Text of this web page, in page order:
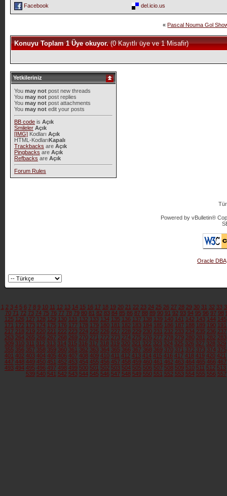
Facebook
del.icio.us
« Pascal Nouma Gol
Konuyu Toplam 1 Üye okuyor.(0 Kayıtlı üye ve 1 Misafir)
Yetkileriniz
You may notpost new threads
You may notpost replies
You may notpost attachments
You may notedit your posts
BB codeis Açık
Smileler Açık
[IMG]Kodları Açık
HTML-KodlarıKapalı
Trackbacks are Açık
Pingbacks are Açık
Refbacks are Açık
Forum Rules
Powered by vBulletin®
Oracle DBA
1 2 3 4 5 6 7 8 9 10 11 12 13 14 15 16 17 18 19 20 21 22 23 24 25 26 27 28 29 30 31 32 33
70 71 72 73 74 75 76 77 78 79 80 81 82 83 84 85 86 87 88 89 90 91 92 93 94 95 96 97 98
125 126 127 128 129 130 131 132 133 134 135 136 137 138 139 140 141 142 143 144 145
171 172 173 174 175 176 177 178 179 180 181 182 183 184 185 186 187 188 189 190 191
217 218 219 220 221 222 223 224 225 226 227 228 229 230 231 232 233 234 235 236 237
263 264 265 266 267 268 269 270 271 272 273 274 275 276 277 278 279 280 281 282 283
309 310 311 312 313 314 315 316 317 318 319 320 321 322 323 324 325 326 327 328 329
355 356 357 358 359 360 361 362 363 364 365 366 367 368 369 370 371 372 373 374 375
401 402 403 404 405 406 407 408 409 410 411 412 413 414 415 416 417 418 419 420 421
447 448 449 450 451 452 453 454 455 456 457 458 459 460 461 462 463 464 465 466 467
493 494 495 496 497 498 499 500 501 502 503 504 505 506 507 508 509 510 511 512 513
539 540 541 542 543 544 545 546 547 548 549 550 551 552 553 554 555 556 557